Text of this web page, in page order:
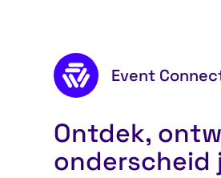
Footer
Event
Ontdek,
onderscheid